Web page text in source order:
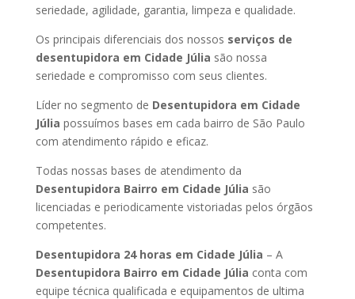
seriedade, agilidade, garantia, limpeza e qualidade.
Os principais diferenciais dos nossos serviços de
desentupidora em Cidade Júlia são nossa
seriedade e compromisso com seus clientes.
Líder no segmento de Desentupidora em Cidade
Júlia possuímos bases em cada bairro de São Paulo
com atendimento rápido e eficaz.
Todas nossas bases de atendimento da
Desentupidora Bairro em Cidade Júlia são
licenciadas e periodicamente vistoriadas pelos órgãos
competentes.
Desentupidora 24 horas em Cidade Júlia – A
Desentupidora Bairro em Cidade Júlia conta com
equipe técnica qualificada e equipamentos de ultima